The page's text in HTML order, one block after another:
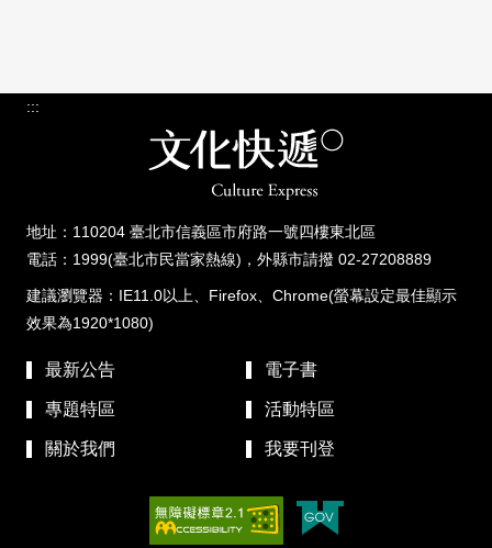
:::
地址：110204 臺北市信義區市府路一號四樓東北區
電話：1999(臺北市民當家熱線)，外縣市請撥 02-27208889
建議瀏覽器：IE11.0以上、Firefox、Chrome(螢幕設定最佳顯示
效果為1920*1080)
最新公告 電子書
專題特區 活動特區
關於我們 我要刊登